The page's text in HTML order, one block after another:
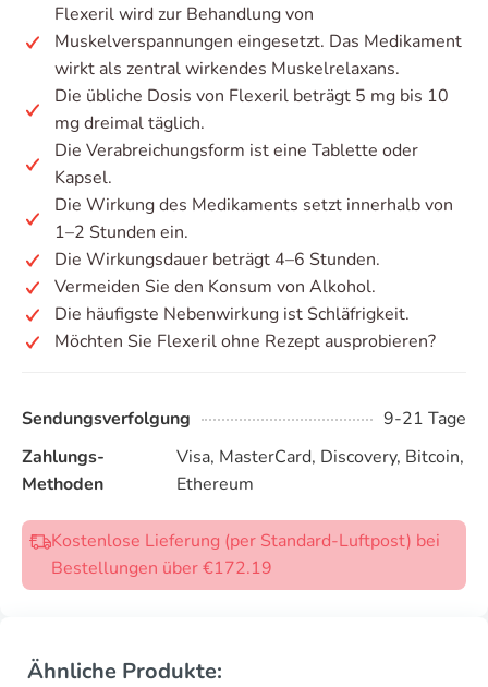
Flexeril wird zur Behandlung von
Muskelverspannungen eingesetzt. Das Medikament
wirkt als zentral wirkendes Muskelrelaxans.
Die übliche Dosis von Flexeril beträgt 5 mg bis 10
mg dreimal täglich.
Die Verabreichungsform ist eine Tablette oder
Kapsel.
Die Wirkung des Medikaments setzt innerhalb von
1–2 Stunden ein.
Die Wirkungsdauer beträgt 4–6 Stunden.
Vermeiden Sie den Konsum von Alkohol.
Die häufigste Nebenwirkung ist Schläfrigkeit.
Möchten Sie Flexeril ohne Rezept ausprobieren?
Sendungsverfolgung
9-21 Tage
Zahlungs-
Methoden
Visa, MasterCard, Discovery, Bitcoin,
Ethereum
Kostenlose Lieferung (per Standard-Luftpost) bei
Bestellungen über €172.19
Ähnliche Produkte: